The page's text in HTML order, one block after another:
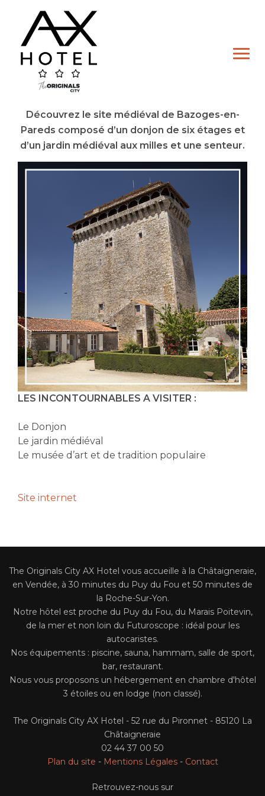
content
Chambre Double
Chambre Lits Jumeaux
Chambre Familiale
Chambre Accès PMR
Activités Aux Alentours
FAQ
Contact
Nos Services
EN
Découvrez le site médiéval de Bazoges-en-
Pareds composé d’un donjon de six étages et
d’un jardin médiéval aux milles et une senteur.
LES INCONTOURNABLES A VISITER :
Le Donjon
Le jardin médiéval
Le musée d’art et de tradition populaire
Site internet
The Originals City AX Hotel vous accueille à la Châtaigneraie,
en Vendée, à 30 minutes du Puy du Fou et 50 minutes de
la Roche-Sur-Yon.
Notre hôtel est proche du Puy du Fou, du Marais Poitevin,
de la mer et non loin du Futuroscope : idéal pour les
autocaristes.
Nos équipements : piscine, sauna, hammam, salle de sport,
bar, restaurant.
Nous vous proposons un hébergement en chambre d'hôtel
3 étoiles ou en lodge (non classé).
The Originals City AX Hotel - 52 rue du Pironnet - 85120 La
Châtaigneraie
02 44 37 00 50
Plan du site - Mentions Légales- Contact
Retrouvez-nous sur